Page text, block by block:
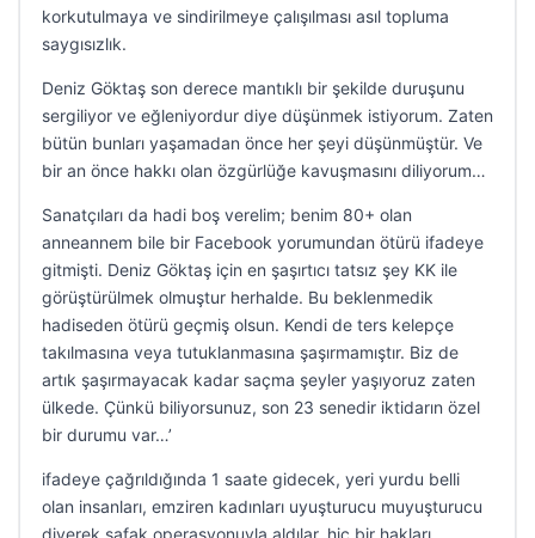
korkutulmaya ve sindirilmeye çalışılması asıl topluma
saygısızlık.
Deniz Göktaş son derece mantıklı bir şekilde duruşunu
sergiliyor ve eğleniyordur diye düşünmek istiyorum. Zaten
bütün bunları yaşamadan önce her şeyi düşünmüştür. Ve
bir an önce hakkı olan özgürlüğe kavuşmasını diliyorum…
Sanatçıları da hadi boş verelim; benim 80+ olan
anneannem bile bir Facebook yorumundan ötürü ifadeye
gitmişti. Deniz Göktaş için en şaşırtıcı tatsız şey KK ile
görüştürülmek olmuştur herhalde. Bu beklenmedik
hadiseden ötürü geçmiş olsun. Kendi de ters kelepçe
takılmasına veya tutuklanmasına şaşırmamıştır. Biz de
artık şaşırmayacak kadar saçma şeyler yaşıyoruz zaten
ülkede. Çünkü biliyorsunuz, son 23 senedir iktidarın özel
bir durumu var…’
ifadeye çağrıldığında 1 saate gidecek, yeri yurdu belli
olan insanları, emziren kadınları uyuşturucu muyuşturucu
diyerek şafak operasyonuyla aldılar, hiç bir hakları